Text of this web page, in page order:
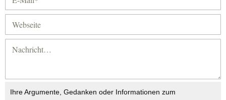
Ihre Argumente, Gedanken oder Informationen zum